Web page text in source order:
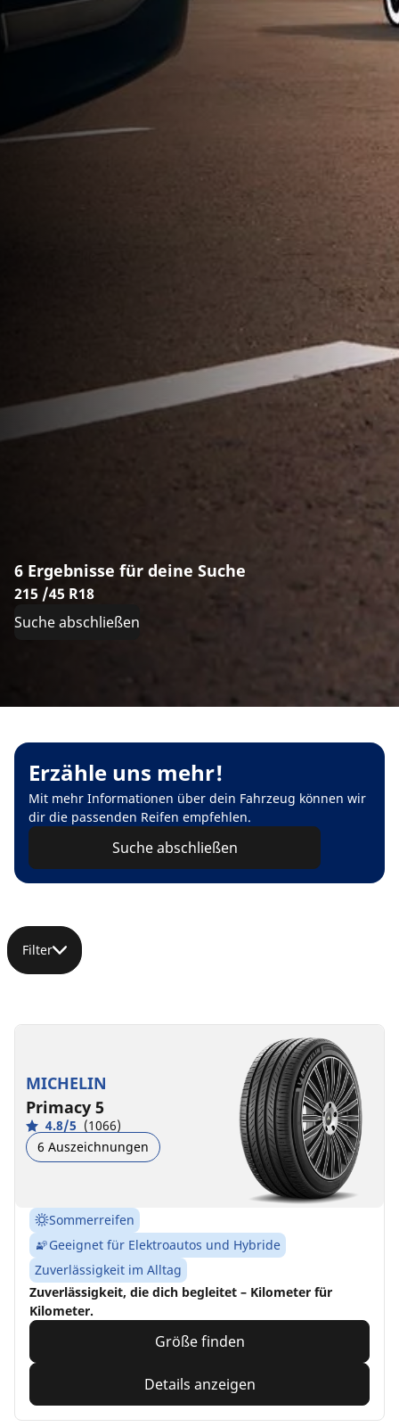
6 Ergebnisse für deine Suche
215 /45 R18
Suche abschließen
Erzähle uns mehr!
Mit mehr Informationen über dein Fahrzeug können wir
dir die passenden Reifen empfehlen.
Suche abschließen
Filter
MICHELIN
Primacy 5
4.8/5 (1066)
6 Auszeichnungen
Sommerreifen
Geeignet für Elektroautos und Hybride
Zuverlässigkeit im Alltag
Zuverlässigkeit, die dich begleitet – Kilometer für
Kilometer.
Größe finden
Details anzeigen